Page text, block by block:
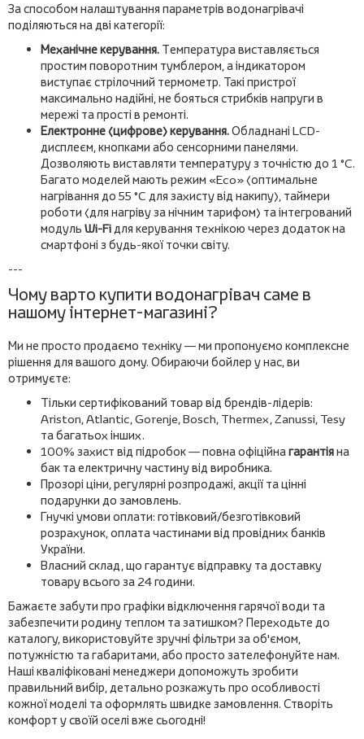
За способом налаштування параметрів водонагрівачі
поділяються на дві категорії:
Механічне керування. Температура виставляється
простим поворотним тумблером, а індикатором
виступає стрілочний термометр. Такі пристрої
максимально надійні, не бояться стрибків напруги в
мережі та прості в ремонті.
Електронне (цифрове) керування.Обладнані LCD-
дисплеєм, кнопками або сенсорними панелями.
Дозволяють виставляти температуру з точністю до 1 °C.
Багато моделей мають режим «Eco» (оптимальне
нагрівання до 55 °C для захисту від накипу), таймери
роботи (для нагріву за нічним тарифом) та інтегрований
модуль Wi-Fiдля керування технікою через додаток на
смартфоні з будь-якої точки світу.
---
Чому варто купити водонагрівач саме в
нашому інтернет-магазині?
Ми не просто продаємо техніку — ми пропонуємо комплексне
рішення для вашого дому. Обираючи бойлер у нас, ви
отримуєте:
Тільки сертифікований товар від брендів-лідерів:
Ariston, Atlantic, Gorenje, Bosch, Thermex, Zanussi, Tesy
та багатьох інших.
100% захист від підробок — повна офіційнагарантіяна
бак та електричну частину від виробника.
Прозорі ціни, регулярні розпродажі, акції та цінні
подарунки до замовлень.
Гнучкі умови оплати: готівковий/безготівковий
розрахунок, оплата частинами від провідних банків
України.
Власний склад, що гарантує відправку та доставку
товару всього за 24 години.
Бажаєте забути про графіки відключення гарячої води та
забезпечити родину теплом та затишком? Переходьте до
каталогу, використовуйте зручні фільтри за об'ємом,
потужністю та габаритами, або просто зателефонуйте нам.
Наші кваліфіковані менеджери допоможуть зробити
правильний вибір, детально розкажуть про особливості
кожної моделі та оформлять швидке замовлення. Створіть
комфорт у своїй оселі вже сьогодні!